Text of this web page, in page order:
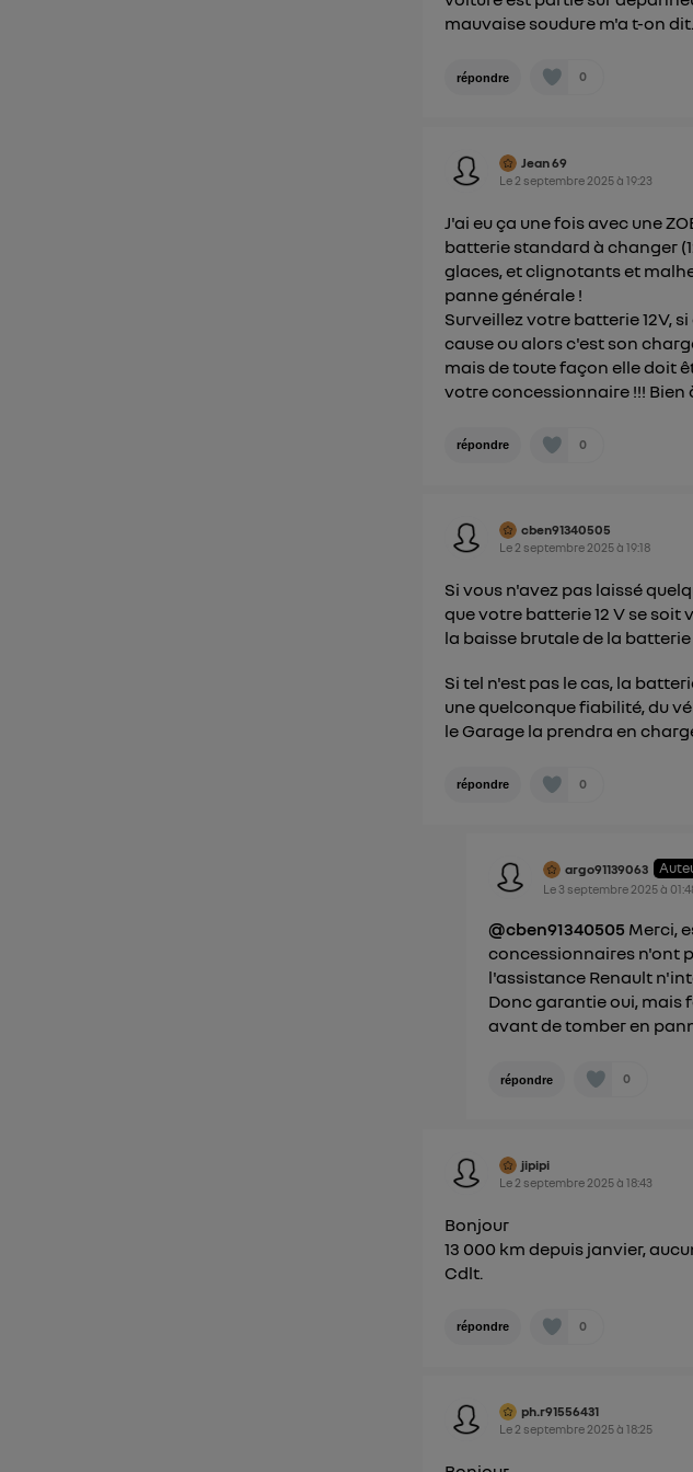
mauvaise soudure m'a t-on dit.
répondre 0
Jean 69
Le 2 septembre 2025à19:23
J'ai eu ça une fois avec une
batterie standard à changer
glaces, et clignotants et
panne générale !
Surveillez votre batterie 12V,
cause ou alors c'est son
mais de toute façon elle doit
votre concessionnaire !!! Bien
répondre 0
cben91340505
Le 2 septembre 2025à19:18
Si vous n'avez pas laissé
que votre batterie 12 V se
la baisse brutale de la batterie
Si tel n'est pas le cas, la
une quelconque fiabilité, du
le Garage la prendra en
répondre 0
argo91139063
Le 3 septembre 2025à
@cben91340505 Merci,
concessionnaires n'ont
l'assistance Renault
Donc garantie oui, mais
avant de tomber en
répondre 0
jipipi
Le 2 septembre 2025à18:43
Bonjour
13 000 km depuis janvier,
Cdlt.
répondre 0
ph.r91556431
Le 2 septembre 2025à18:25